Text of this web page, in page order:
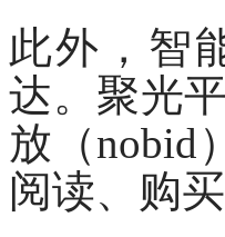
此外，智
达。聚光
放（nobid
阅读、购